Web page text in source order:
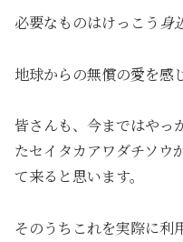
必要なものはけっこう 身
地球からの無償の愛を感
皆さんも、今まではやっ
たセイタカアワダチソウ
て来ると思います。
そのうちこれを実際に利